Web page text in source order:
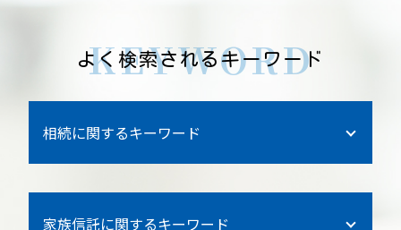
KEYWORD
よく検索されるキーワード
相続に関するキーワード
貯金 相続
離婚 父親 相続
家族信託に関するキーワード